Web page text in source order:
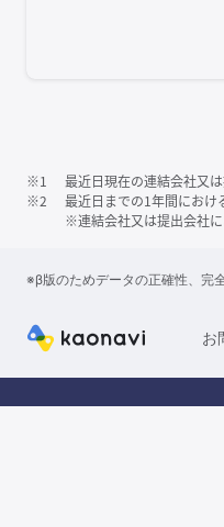
※1
最近日現在の連結会社又
※2
最近日までの1年間におけ
※連結会社又は提出会社
※β版のためデータの正確性、完
お